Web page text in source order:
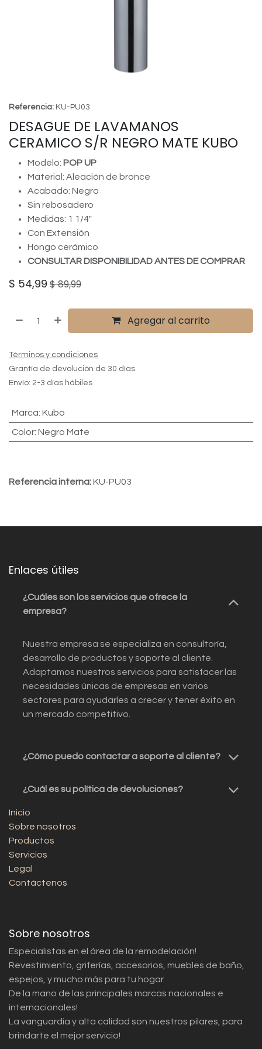
Referencia: KU-PU03
DESAGUE DE LAVAMANOS
CERAMICO S/R NEGRO MATE KUBO
Modelo: POP UP
Material: Aleación de bronce
Acabado: Negro
Sin rebosadero
Medidas: 1 1/4"
Con Extensión
Hongo cerámico
CONSULTAR DISPONIBILIDAD ANTES DE COMPRAR
$ 54,99 $89,99
Agregar al carrito
Términos y condiciones
Grantía de devolución de 30 días
Envío: 2-3 días hábiles
Marca: Kubo
Color: Negro Mate
Referencia interna:KU-PU03
Enlaces útiles
¿Cuáles son los servicios que ofrece la
empresa?
Nuestra empresa se especializa en consultoría,
desarrollo de productos y soporte al cliente.
Adaptamos nuestros servicios para satisfacer las
necesidades únicas de empresas en varios
sectores para ayudarles a crecer y tener éxito en
un mercado competitivo.
¿Cómo puedo contactar a soporte al cliente?
¿Cuál es su política de devoluciones?
Inicio
Sobre nosotros
Productos
Servicios
Legal
Contáctenos
Sobre nosotros
Especialistas en el área de la remodelación!
Revestimiento, griferías, accesorios, muebles de baño,
espejos, y mucho más para tu hogar.
De la mano de las principales marcas nacionales e
internacionales!
La vanguardia y alta calidad son nuestros pilares, para
brindarte el mejor servicio!